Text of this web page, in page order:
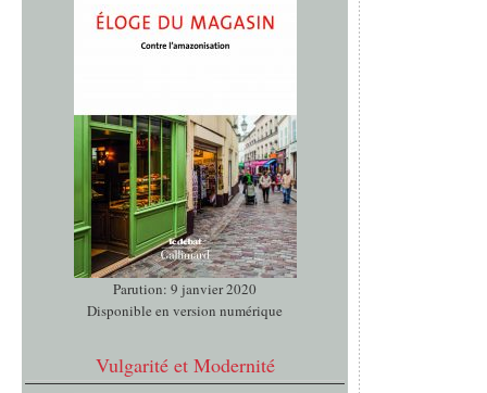
Parution: 9 janvier 2020
Disponible en version numérique
Vulgarité et Modernité